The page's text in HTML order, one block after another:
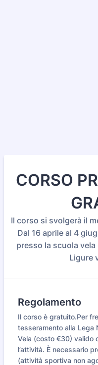
CORSO
Il corso si svolgerà il
Dal 16 aprile al 4
presso la scuola
Ligure
Regolamento
Il corso è gratuito.Per
tesseramento alla Lega
Vela (costo €30) valido
l’attività. È necessario
(attività sportiva non